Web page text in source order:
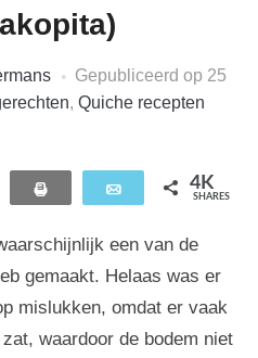
Gepubliceerd op 25
, Quiche recepten
Email 4K
SHARES
een van de
gemaakt. Helaas was er
mislukken, omdat er vaak
waardoor de bodem niet